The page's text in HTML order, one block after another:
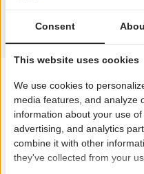
Consent
This website uses cookies
We use cookies to
media features, and analyze
information about your use
advertising, and analytics
combine it with other
they've collected from your